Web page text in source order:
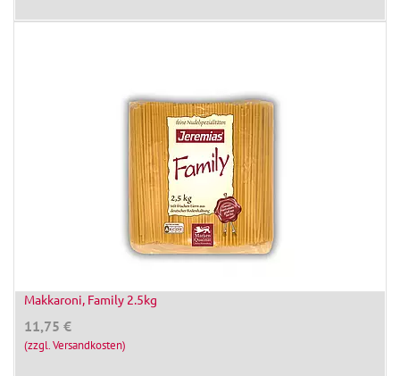
Makkaroni, Family 2.5kg
11,75 €
(zzgl. Versandkosten)